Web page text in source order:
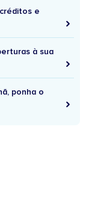
e
à sua
ponha o